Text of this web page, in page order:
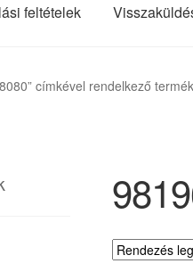
feltételek
címkével rendelkező